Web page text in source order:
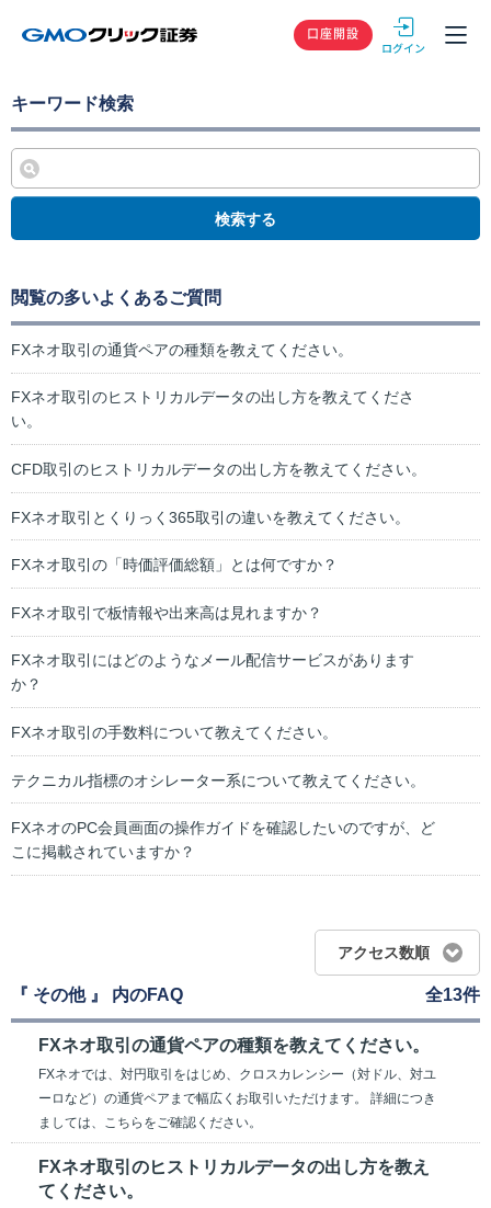
GMOクリック
口座開設
キーワード検索
検索する
閲覧の多いよくあるご質問
FXネオ取引の通貨ペアの種類を教えてください。
FXネオ取引のヒストリカルデータの出し方を教えてくださ
い。
CFD取引のヒストリカルデータの出し方を教えてください。
FXネオ取引とくりっく365取引の違いを教えてください。
FXネオ取引の「時価評価総額」とは何ですか？
FXネオ取引で板情報や出来高は見れますか？
FXネオ取引にはどのようなメール配信サービスがあります
か？
FXネオ取引の手数料について教えてください。
テクニカル指標のオシレーター系について教えてください。
FXネオのPC会員画面の操作ガイドを確認したいのですが、ど
こに掲載されていますか？
アクセス数順
『 その他 』 内のFAQ 全13件
FXネオ取引の通貨ペアの種類を教えてください。
FXネオでは、対円取引をはじめ、クロスカレンシー（対ドル、対ユ
ーロなど）の通貨ペアまで幅広くお取引いただけます。 詳細につき
ましては、こちらをご確認ください。
FXネオ取引のヒストリカルデータの出し方を教え
てください。